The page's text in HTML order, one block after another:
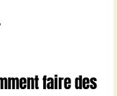
faire des